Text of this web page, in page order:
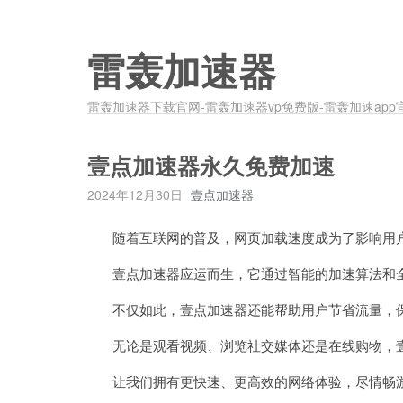
雷轰加速器
雷轰加速器下载官网-雷轰加速器vp免费版-雷轰加速app
壹点加速器永久免费加速
2024年12月30日 壹点加速器
随着互联网的普及，网页加载速度成为了影响用
壹点加速器应运而生，它通过智能的加速算法和
不仅如此，壹点加速器还能帮助用户节省流量，
无论是观看视频、浏览社交媒体还是在线购物，
让我们拥有更快速、更高效的网络体验，尽情畅